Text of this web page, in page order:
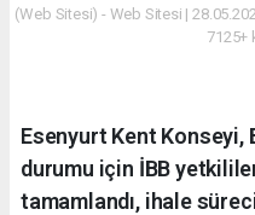
(Web Sitesi) - Web Sitesi |
7125+
Esenyurt Kent Konseyi,
durumu için İBB
tamamlandı, ihale